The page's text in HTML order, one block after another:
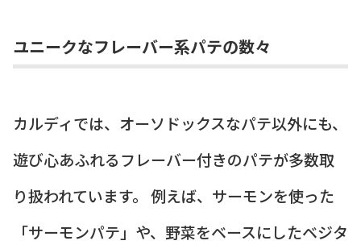
ユニークなフレーバー系パテの数々
カルディでは、オーソドックスなパテ以外にも、
遊び心あふれるフレーバー付きのパテが多数取
り扱われています。 例えば、サーモンを使った
「サーモンパテ」や、野菜をベースにしたベジタ